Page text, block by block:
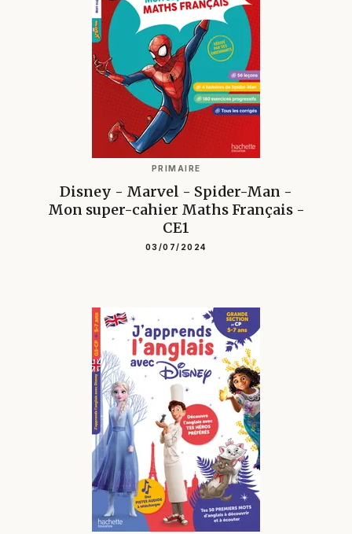
PRIMAIRE
Disney - Marvel - Spider-Man -
Mon super-cahier Maths Français -
CE1
03/07/2024